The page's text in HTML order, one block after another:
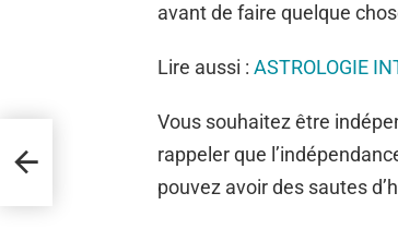
avant de faire quelque
Lire aussi : ASTROLOGIE
Vous souhaitez être
rappeler que
pouvez avoir des sautes